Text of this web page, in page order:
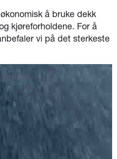
å bruke dekk
kjøreforholdene. For å
vi på det sterkeste